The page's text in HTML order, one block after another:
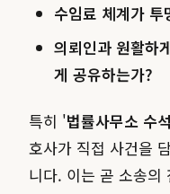
수임료 체계가 투
의뢰인과 원활하
게 공유하는가?
특히 '법률사무소 수석
호사가 직접 사건을
니다. 이는 곧 소송의